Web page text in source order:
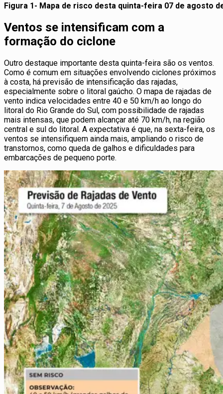
Figura 1- Mapa de risco desta quinta-feira 07 de agosto
Ventos se intensificam com a
formação do ciclone
Outro destaque importante desta quinta-feira são os ventos.
Como é comum em situações envolvendo ciclones próximos
à costa, há previsão de intensificação das rajadas,
especialmente sobre o litoral gaúcho. O mapa de rajadas de
vento indica velocidades entre 40 e 50 km/h ao longo do
litoral do Rio Grande do Sul, com possibilidade de rajadas
mais intensas, que podem alcançar até 70 km/h, na região
central e sul do litoral. A expectativa é que, na sexta-feira, os
ventos se intensifiquem ainda mais, ampliando o risco de
transtornos, como queda de galhos e dificuldades para
embarcações de pequeno porte.